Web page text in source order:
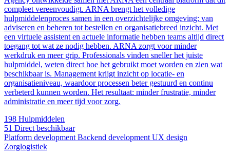
compleet vereenvoudigt. ARNA brengt het volledige
hulpmiddelenproces samen in een overzichtelijke omgeving: van
adviseren en beheren tot bestellen en organisatiebreed inzicht. Met
een virtuele assistent en actuele informatie hebben teams altijd direct
toegang tot wat ze nodig hebben. ARNA zorgt voor minder
werkdruk en meer grip. Professionals vinden sneller het juiste
hulpmiddel, weten direct hoe het gebruikt moet worden en zien wat
beschikbaar is. Management krijgt inzicht op locatie- en
organisatieniveau, waardoor processen beter gestuurd en continu
verbeterd kunnen worden. Het resultaat: minder frustratie, minder
administratie en meer tijd voor zorg.
198 Hulpmiddelen
51 Direct beschikbaar
Platform development Backend development UX design
Zorglogistiek